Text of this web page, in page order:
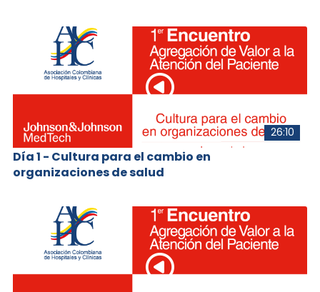
26:10
Día 1 - Cultura para el cambio en
organizaciones de salud